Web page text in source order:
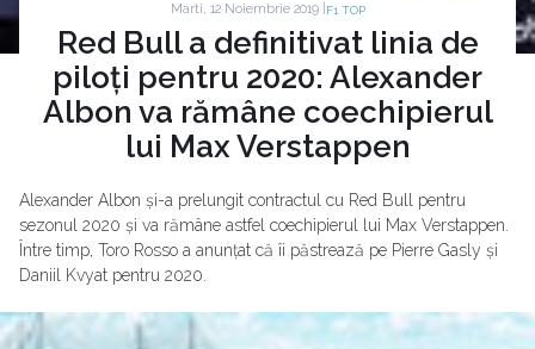
Marti, 12 Noiembrie 2019 | F1 TOP
Red Bull a definitivat linia de
piloți pentru 2020: Alexander
Albon va rămâne coechipierul
lui Max Verstappen
Alexander Albon și-a prelungit contractul cu Red Bull pentru
sezonul 2020 și va rămâne astfel coechipierul lui Max Verstappen.
Între timp, Toro Rosso a anunțat că îi păstrează pe Pierre Gasly și
Daniil Kvyat pentru 2020.